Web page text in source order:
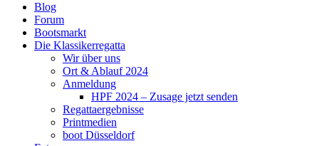
Blog
Forum
Bootsmarkt
Die Klassikerregatta
Wir über uns
Ort & Ablauf 2024
Anmeldung
HPF 2024 – Zusage jetzt senden
Regattaergebnisse
Printmedien
boot Düsseldorf